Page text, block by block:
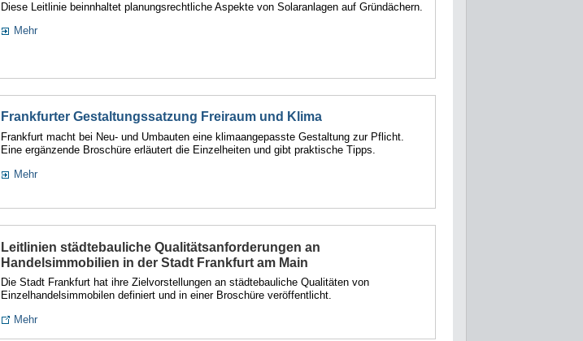
Diese Leitlinie beinnhaltet planungsrechtliche Aspekte von Solaranlagen auf Gründächern.
Mehr
Frankfurter Gestaltungssatzung Freiraum und Klima
Frankfurt macht bei Neu- und Umbauten eine klimaangepasste Gestaltung zur Pflicht.
Eine ergänzende Broschüre erläutert die Einzelheiten und gibt praktische Tipps.
Mehr
Leitlinien städtebauliche Qualitätsanforderungen an
Handelsimmobilien in der Stadt Frankfurt am Main
Die Stadt Frankfurt hat ihre Zielvorstellungen an städtebauliche Qualitäten von
Einzelhandelsimmobilen definiert und in einer Broschüre veröffentlicht.
Mehr